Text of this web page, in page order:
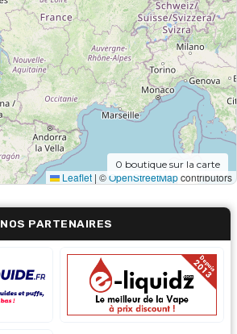
Leaflet | ©OpenStreetMapcontributors
0 boutique sur la carte
NOS PARTENAIRES